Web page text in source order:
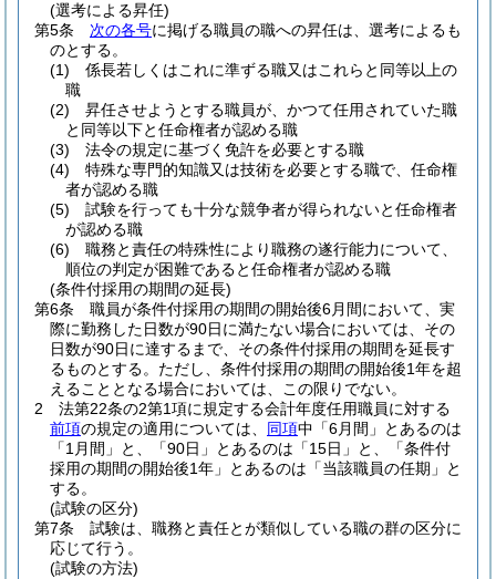
(選考による昇任)
第5条
次の各号に掲げる職員の職への昇任は、選考によるも
のとする。
(1)
係長若しくはこれに準ずる職又はこれらと同等以上の
職
(2)
昇任させようとする職員が、かつて任用されていた職
と同等以下と任命権者が認める職
(3)
法令の規定に基づく免許を必要とする職
(4)
特殊な専門的知識又は技術を必要とする職で、任命権
者が認める職
(5)
試験を行っても十分な競争者が得られないと任命権者
が認める職
(6)
職務と責任の特殊性により職務の遂行能力について、
順位の判定が困難であると任命権者が認める職
(条件付採用の期間の延長)
第6条
職員が条件付採用の期間の開始後6月間において、実
際に勤務した日数が90日に満たない場合においては、その
日数が90日に達するまで、その条件付採用の期間を延長す
るものとする。 ただし、条件付採用の期間の開始後1年を超
えることとなる場合においては、この限りでない。
2
法第22条の2第1項に規定する会計年度任用職員に対する
前項の規定の適用については、 同項中「6月間」とあるのは
「1月間」と、「90日」とあるのは「15日」と、「条件付
採用の期間の開始後1年」とあるのは「当該職員の任期」と
する。
(試験の区分)
第7条
試験は、職務と責任とが類似している職の群の区分に
応じて行う。
(試験の方法)